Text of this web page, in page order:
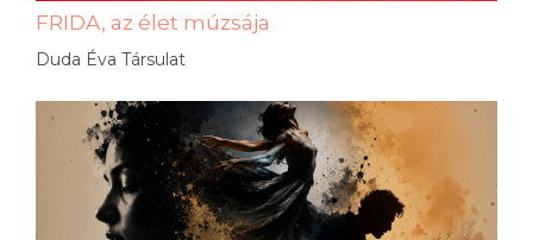
FRIDA, az élet múzsája
Duda Éva Társulat